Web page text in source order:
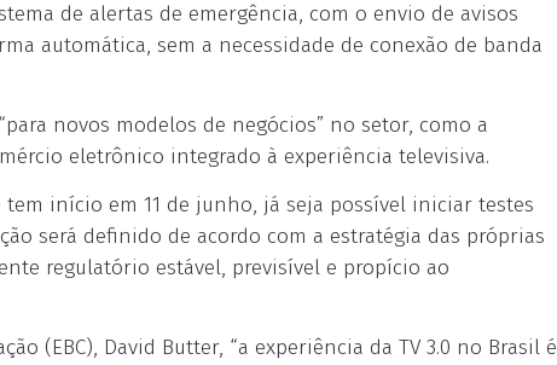
de alertas de emergência, com o envio de avisos
automática, sem a necessidade de conexão de banda
novos modelos de negócios” no setor, como a
eletrônico integrado à experiência televisiva.
início em 11 de junho, já seja possível iniciar testes
será definido de acordo com a estratégia das próprias
regulatório estável, previsível e propício ao
(EBC), David Butter, “a experiência da TV 3.0 no Brasil é